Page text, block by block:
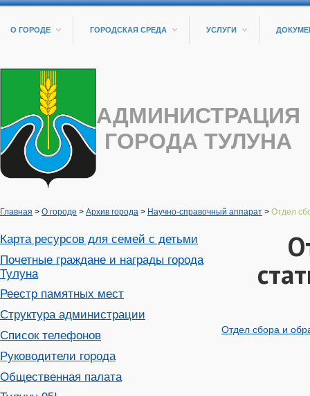
О ГОРОДЕ ГОРОДСКАЯ СРЕДА УСЛУГИ
АДМИНИСТРАЦИЯ
ГОРОДА ТУЛУНА
Главная > О городе > Архив города > Научно-справочный аппарат > Отдел
Карта ресурсов для семей с детьми
Почетные граждане и награды города
Тулуна
Реестр памятных мест
Структура администрации
Список телефонов
Руководители города
Общественная палата
Отдел сбора и